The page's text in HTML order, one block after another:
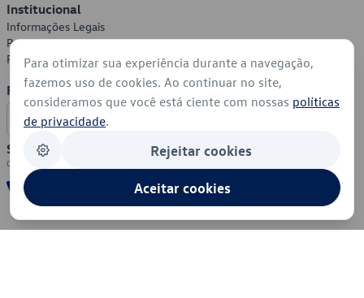
Institucional
Informações Legais
Política de Privacidade
Política de Cookies
Formas de Pagamento
Segurança
Para otimizar sua experiência durante a navegação,
fazemos uso de cookies. Ao continuar no site,
consideramos que você está ciente com nossas políticas
de privacidade.
Rejeitar cookies
Aceitar cookies